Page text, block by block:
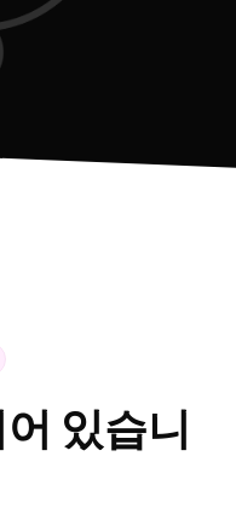
있습니